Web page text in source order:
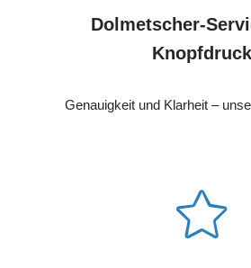
Dolmetscher-
Knopfdruck
Genauigkeit und Klarheit –